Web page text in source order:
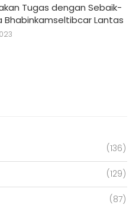
Tugas dengan Sebaik-
Bhabinkamseltibcar Lantas
(136)
(129)
(87)